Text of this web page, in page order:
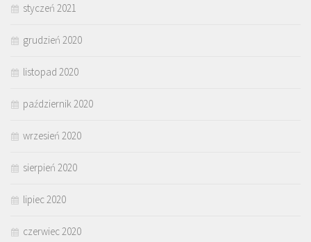
styczeń 2021
grudzień 2020
listopad 2020
październik 2020
wrzesień 2020
sierpień 2020
lipiec 2020
czerwiec 2020